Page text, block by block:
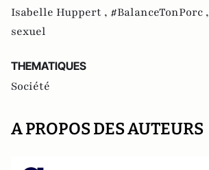
Isabelle Huppert , #BalanceTonPorc ,
sexuel
THEMATIQUES
Société
A PROPOS DES AUTEURS